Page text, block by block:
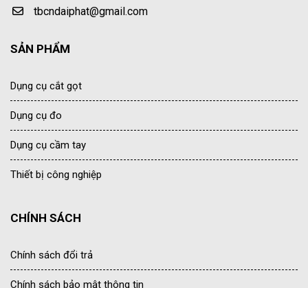
tbcndaiphat@gmail.com
SẢN PHẨM
Dụng cụ cắt gọt
Dụng cụ đo
Dụng cụ cầm tay
Thiết bị công nghiệp
CHÍNH SÁCH
Chính sách đổi trả
Chính sách bảo mật thông tin